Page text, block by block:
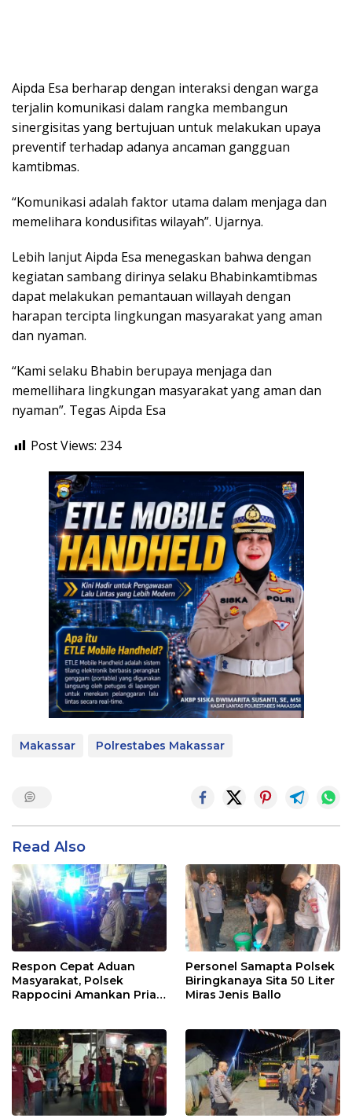
Aipda Esa berharap dengan interaksi dengan warga
terjalin komunikasi dalam rangka membangun
sinergisitas yang bertujuan untuk melakukan upaya
preventif terhadap adanya ancaman gangguan
kamtibmas.
“Komunikasi adalah faktor utama dalam menjaga dan
memelihara kondusifitas wilayah”. Ujarnya.
Lebih lanjut Aipda Esa menegaskan bahwa dengan
kegiatan sambang dirinya selaku Bhabinkamtibmas
dapat melakukan pemantauan willayah dengan
harapan tercipta lingkungan masyarakat yang aman
dan nyaman.
“Kami selaku Bhabin berupaya menjaga dan
memellihara lingkungan masyarakat yang aman dan
nyaman”. Tegas Aipda Esa
Post Views: 234
Makassar Polrestabes Makassar
Read Also
Respon Cepat Aduan
Masyarakat, Polsek
Rappocini Amankan Pria
Personel Samapta Polsek
Biringkanaya Sita 50 Liter
Miras Jenis Ballo